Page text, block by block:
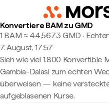
Konvertiere BAM zu GMD
1 BAM ≈ 44,5673 GMD ·
7. August, 17:57
Sieh wie viel 1.800 Konvertible
Gambia-Dalasi zum echten
überweisen — keine
aufgeblasenen Kurse.